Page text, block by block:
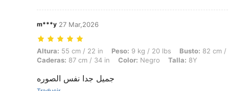
m***y 27 Mar,2026
Altura: 55 cm / 22 in, Peso: 9 kg / 20 lbs, Busto: 82 cm / 32 in,
Altura: 55 cm / 22 in Peso: 9 kg / 20 lbs Busto: 82 cm /
Caderas: 87 cm / 34 in Color: Negro Talla: 8Y
جميل جدا نفس الصوره